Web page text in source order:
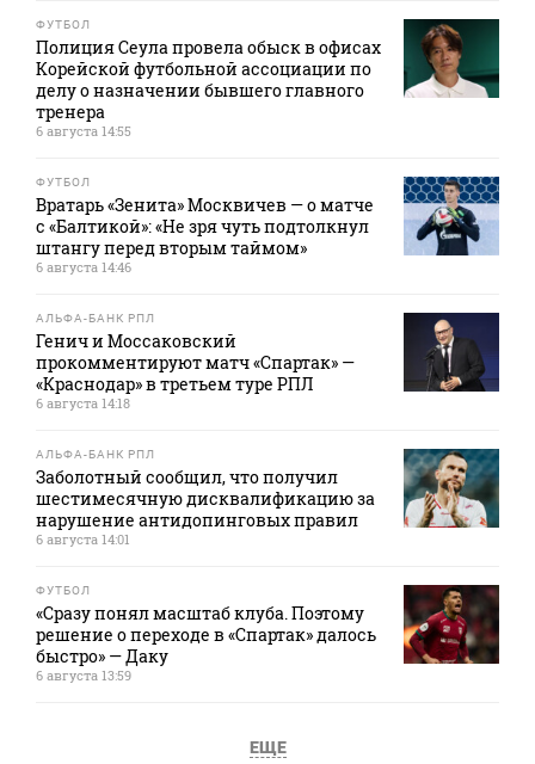
ФУТБОЛ
Полиция Сеула провела обыск в офисах
Корейской футбольной ассоциации по
делу о назначении бывшего главного
тренера
6 августа 14:55
ФУТБОЛ
Вратарь «Зенита» Москвичев — о матче
с «Балтикой»: «Не зря чуть подтолкнул
штангу перед вторым таймом»
6 августа 14:46
АЛЬФА-БАНК РПЛ
Генич и Моссаковский
прокомментируют матч «Спартак» —
«Краснодар» в третьем туре РПЛ
6 августа 14:18
АЛЬФА-БАНК РПЛ
Заболотный сообщил, что получил
шестимесячную дисквалификацию за
нарушение антидопинговых правил
6 августа 14:01
ФУТБОЛ
«Сразу понял масштаб клуба. Поэтому
решение о переходе в «Спартак» далось
быстро» — Даку
6 августа 13:59
ЕЩЕ